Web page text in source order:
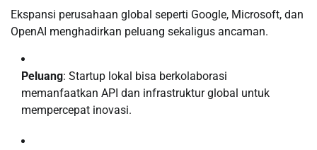
Ekspansi perusahaan global seperti Google, Microsoft, dan
OpenAI menghadirkan peluang sekaligus ancaman.
Peluang: Startup lokal bisa berkolaborasi
memanfaatkan API dan infrastruktur global untuk
mempercepat inovasi.